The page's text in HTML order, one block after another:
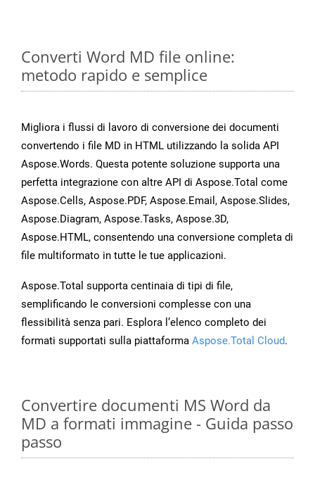
Converti Word MD file online:
metodo rapido e semplice
Migliora i flussi di lavoro di conversione dei documenti
convertendo i file MD in HTML utilizzando la solida API
Aspose.Words. Questa potente soluzione supporta una
perfetta integrazione con altre API di Aspose.Total come
Aspose.Cells, Aspose.PDF, Aspose.Email, Aspose.Slides,
Aspose.Diagram, Aspose.Tasks, Aspose.3D,
Aspose.HTML, consentendo una conversione completa di
file multiformato in tutte le tue applicazioni.
Aspose.Total supporta centinaia di tipi di file,
semplificando le conversioni complesse con una
flessibilità senza pari. Esplora l’elenco completo dei
formati supportati sulla piattaforma Aspose.Total Cloud.
Convertire documenti MS Word da
MD a formati immagine - Guida passo
passo